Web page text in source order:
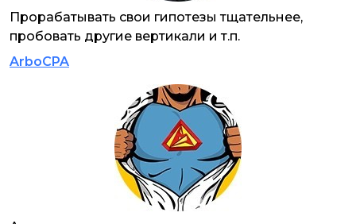
Прорабатывать свои гипотезы тщательнее,
пробовать другие вертикали и т.п.
ArboCPA